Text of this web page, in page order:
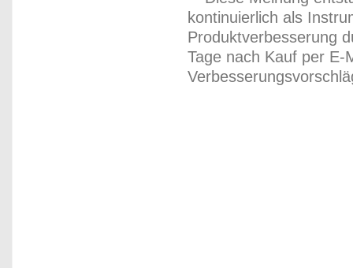
kontinuierlich als
Produktverbesserung
Tage nach Kauf per E-